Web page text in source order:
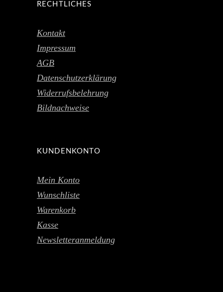
RECHTLICHES
Kontakt
Impressum
AGB
Datenschutzerklärung
Widerrufsbelehrung
Bildnachweise
KUNDENKONTO
Mein Konto
Wunschliste
Warenkorb
Kasse
Newsletteranmeldung